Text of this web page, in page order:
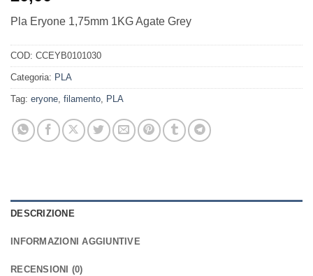
Pla Eryone 1,75mm 1KG Agate Grey
COD: CCEYB0101030
Categoria: PLA
Tag: eryone, filamento, PLA
DESCRIZIONE
INFORMAZIONI AGGIUNTIVE
RECENSIONI (0)